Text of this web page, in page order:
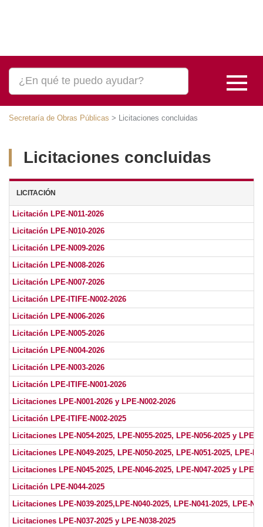
Secretaría de Obras Públicas>Licitaciones concluidas
Licitaciones concluidas
LICITACIÓN
Licitación LPE-N011-2026
Licitación LPE-N010-2026
Licitación LPE-N009-2026
Licitación LPE-N008-2026
Licitación LPE-N007-2026
Licitación LPE-ITIFE-N002-2026
Licitación LPE-N006-2026
Licitación LPE-N005-2026
Licitación LPE-N004-2026
Licitación LPE-N003-2026
Licitación LPE-ITIFE-N001-2026
Licitaciones LPE-N001-2026 y LPE-N002-2026
Licitación LPE-ITIFE-N002-2025
Licitaciones LPE-N054-2025, LPE-N055-2025, LPE-N056-2025
Licitaciones LPE-N049-2025, LPE-N050-2025, LPE-N051-
Licitaciones LPE-N045-2025, LPE-N046-2025, LPE-N047-2025
Licitación LPE-N044-2025
Licitaciones LPE-N039-2025,LPE-N040-2025, LPE-N041-2025,
Licitaciones LPE-N037-2025 y LPE-N038-2025